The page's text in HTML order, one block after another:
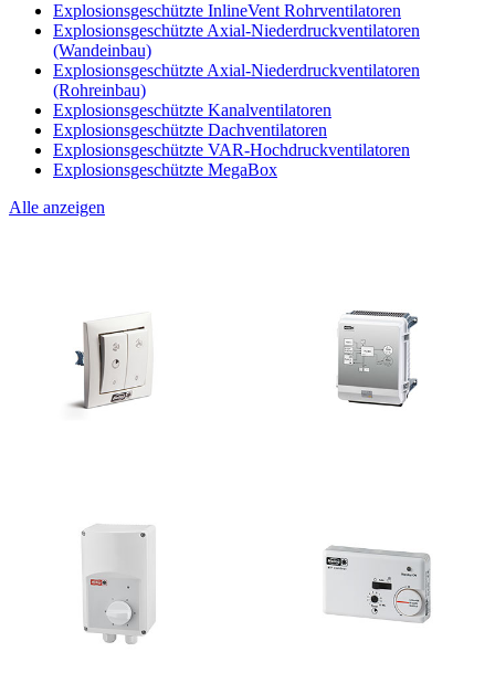
Explosionsgeschützte InlineVent Rohrventilatoren
Explosionsgeschützte Axial-Niederdruckventilatoren
(Wandeinbau)
Explosionsgeschützte Axial-Niederdruckventilatoren
(Rohreinbau)
Explosionsgeschützte Kanalventilatoren
Explosionsgeschützte Dachventilatoren
Explosionsgeschützte VAR-Hochdruckventilatoren
Explosionsgeschützte MegaBox
Alle anzeigen